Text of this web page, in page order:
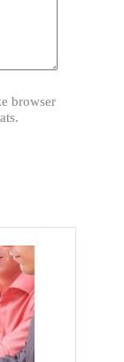
browser